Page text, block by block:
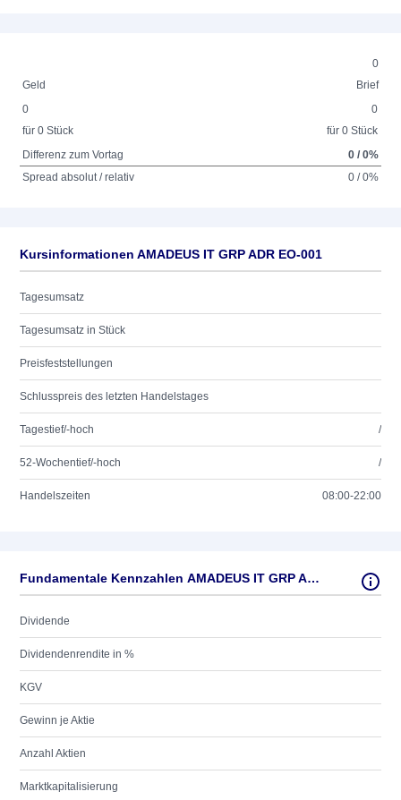
0
Geld
Brief
0
für 0 Stück
0
für 0 Stück
Differenz zum Vortag
0 / 0%
Spread absolut / relativ
0 / 0%
Kursinformationen AMADEUS IT GRP ADR EO-001
Tagesumsatz
Tagesumsatz in Stück
Preisfeststellungen
Schlusspreis des letzten Handelstages
Tagestief/-hoch /
52-Wochentief/-hoch /
Handelszeiten 08:00-22:00
Fundamentale Kennzahlen AMADEUS IT GRP ADR EO-001
Dividende
Dividendenrendite in %
KGV
Gewinn je Aktie
Anzahl Aktien
Marktkapitalisierung